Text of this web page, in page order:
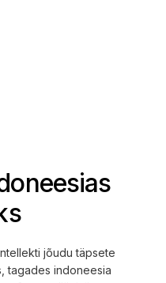
jõudu täpsete
tagades indoneesia